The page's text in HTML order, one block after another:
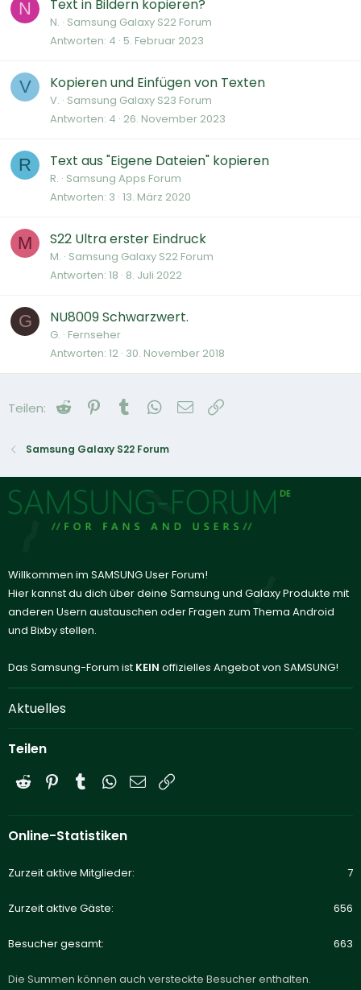
N Text in Bildern kopieren?
N. Samsung Galaxy S22 Forum
Antworten 4 5. Februar 2023
V Kopieren und Einfügen von Texten
V. Samsung Galaxy S23 Forum
Antworten 4 26. November 2023
R Text aus "Eigene Dateien" kopieren
R. Samsung Apps Forum
Antworten 3 13. März 2020
M S22 Ultra erster Eindruck
M. Samsung Galaxy S22 Forum
Antworten 18 8. Juli 2022
G NU8009 Schwarzwert.
G. Fernseher
Antworten 12 30. November 2018
Teilen: Reddit Pinterest
Tumblr WhatsApp
E-Mail
Samsung Galaxy S22 Forum
Willkommen im SAMSUNG User Forum!
Hier kannst du dich über deine Samsung und Galaxy Produkte mit
anderen Usern austauschen oder Fragen zum Thema Android
und Bixby stellen.
Das Samsung-Forum ist KEIN offizielles Angebot von SAMSUNG!
Aktuelles
Teilen
Reddit PinterestTumblrWhatsApp
E-Mail
Online-Statistiken
Zurzeit aktive Mitglieder 7
Zurzeit aktive Gäste 656
Besucher gesamt 663
Die Summen können auch versteckte Besucher enthalten.